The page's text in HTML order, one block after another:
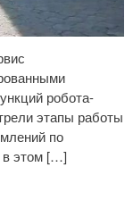
робота-
этапы работы
по
в этом […]